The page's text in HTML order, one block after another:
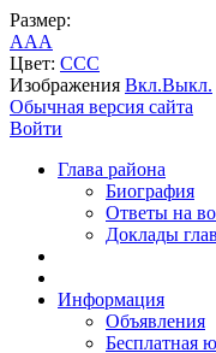
Размер:
AAA
Цвет: CCC
Изображения Вкл.Выкл.
Обычная версия сайта
Войти
Глава района
Биография
Ответы на
Доклады
Информация
Объявления
Бесплатная